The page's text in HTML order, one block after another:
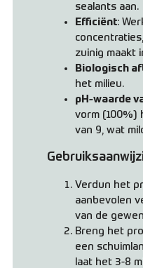
sealants aan.
Efficiënt:
zuinig maakt
Biologisch
het milieu.
pH-waarde
vorm (100%)
van 9, wat
Verdun het
aanbevolen
van de
Breng het
een
laat het 3-8